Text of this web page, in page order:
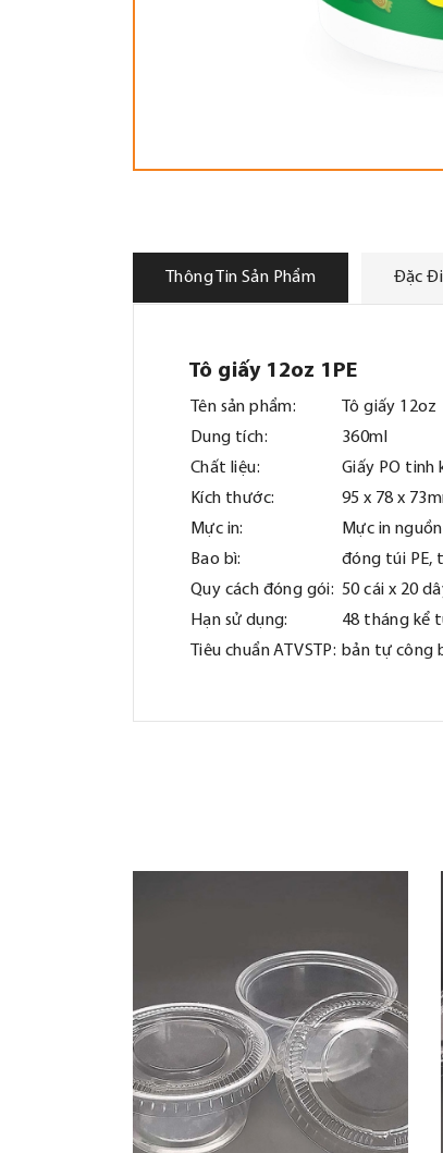
Thông Tin Sản Phẩm Đặc
Tô giấy 12oz 1PE
Tên sản phẩm:
Tô giấy 12oz
Dung tích:
360ml
Chất liệu:
Giấy PO tinh
Kích thước:
95 x 78 x
Mực in:
Mực in
Bao bì:
đóng túi PE,
Quy cách đóng gói: 50 cái x 20
Hạn sử dụng:
48 tháng kể
Tiêu chuẩn ATVSTP: bản tự công